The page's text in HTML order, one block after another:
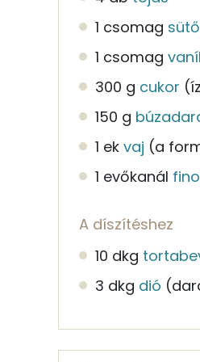
1 csomag
1 csomag
300 g cukor
150 g
1 ek vaj (a
1 evőkanál
A díszítéshez
10 dkg
3 dkg dió